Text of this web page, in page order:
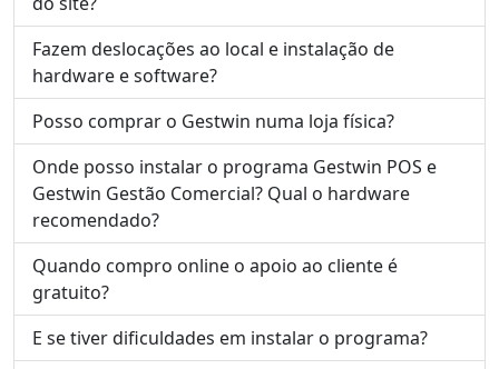
Fazem deslocações ao local e instalação de
hardware e software?
Posso comprar o Gestwin numa loja física?
Onde posso instalar o programa Gestwin POS e
Gestwin Gestão Comercial? Qual o hardware
recomendado?
Quando compro online o apoio ao cliente é
gratuito?
E se tiver dificuldades em instalar o programa?